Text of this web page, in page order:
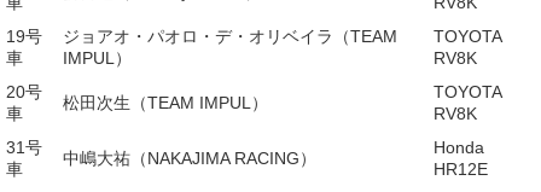
19号
車
ジョアオ・パオロ・デ・オリベイラ（TEAM
IMPUL）
TOYOTA
RV8K
20号
車
松田次生（TEAM IMPUL）
TOYOTA
RV8K
31号
車
中嶋大祐（NAKAJIMA RACING）
Honda
HR12E